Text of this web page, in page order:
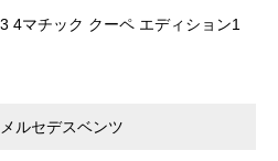
マチック クーペ エディション1
メルセデスベンツ